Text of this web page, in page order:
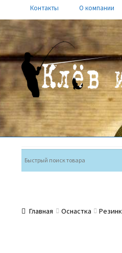
Контакты О компании
Перейти
к
навигации
Перейти
к
содержимому
Главная Оснастка